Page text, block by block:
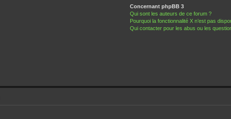
Concernant phpBB 3
Qui sont les auteurs de ce forum ?
Pourquoi la fonctionnalité X n’est pas
Qui contacter pour les abus ou les